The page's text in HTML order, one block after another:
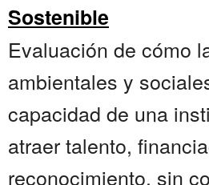
Sostenible
Evaluación de cómo
ambientales y
capacidad de una
atraer talento,
reconocimiento, sin